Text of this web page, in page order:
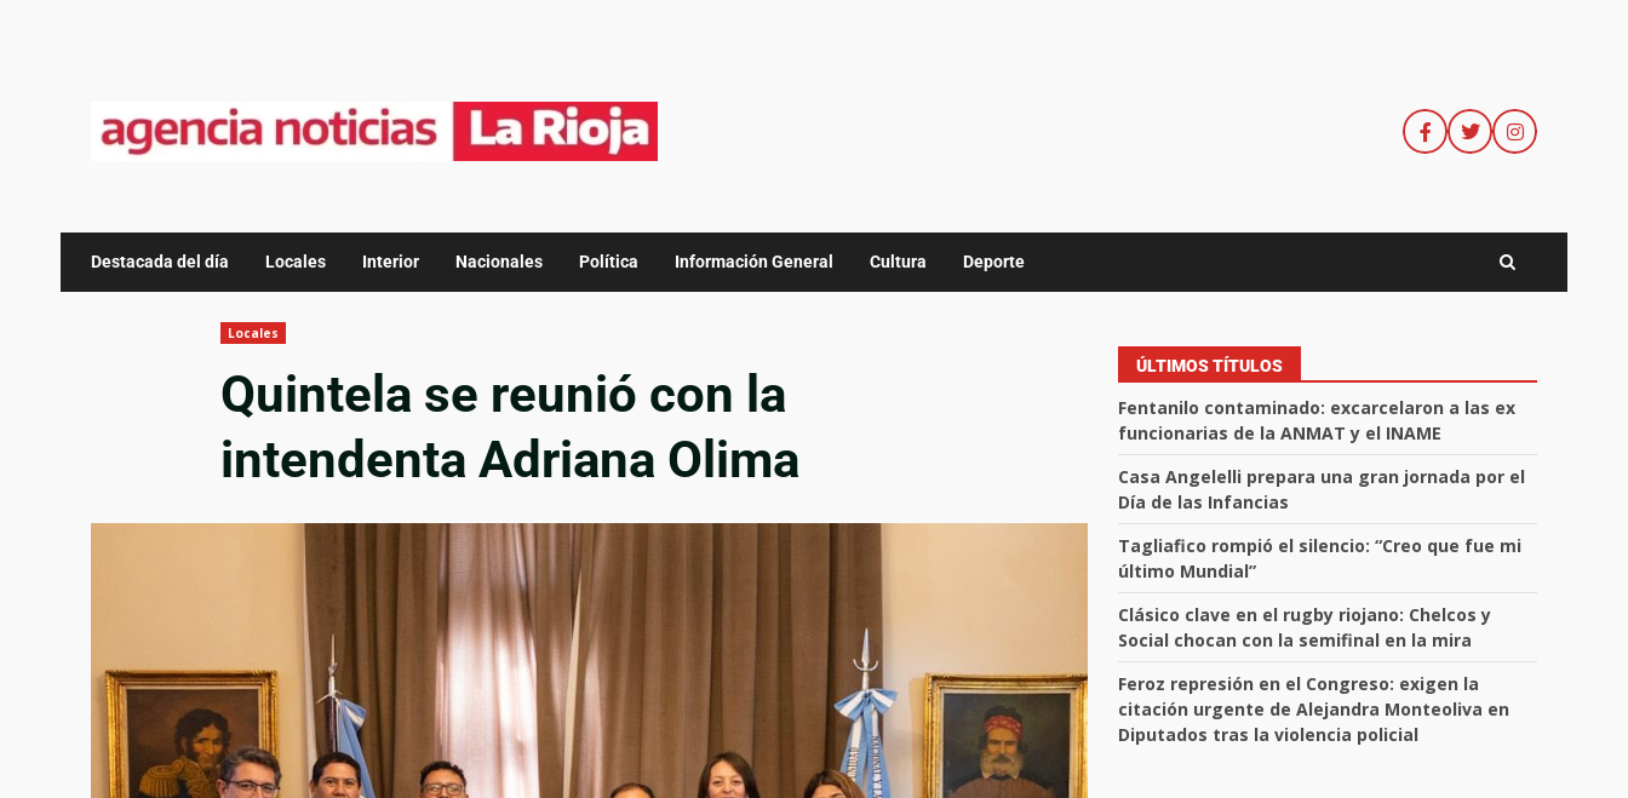
Destacada del día Locales Interior Nacionales Política Información General Cultura Deporte
Locales
Quintela se reunió con la
intendenta Adriana Olima
ÚLTIMOS TÍTULOS
Fentanilo contaminado: excarcelaron a las ex
funcionarias de la ANMAT y el INAME
Casa Angelelli prepara una gran jornada por el
Día de las Infancias
Tagliafico rompió el silencio: “Creo que fue mi
último Mundial”
Clásico clave en el rugby riojano: Chelcos y
Social chocan con la semifinal en la mira
Feroz represión en el Congreso: exigen la
citación urgente de Alejandra Monteoliva en
Diputados tras la violencia policial